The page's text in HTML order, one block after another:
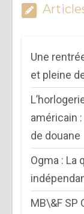
Une
et pleine
américain
de douane
Ogma : La
MB\&F SP